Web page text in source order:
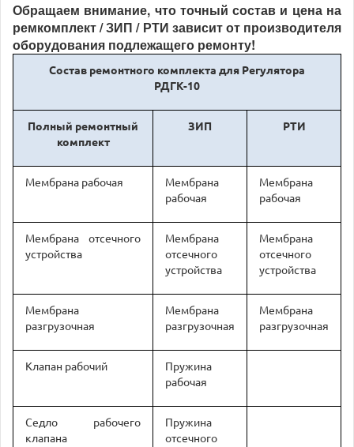
Обращаем внимание, что точный состав и цена на
ремкомплект / ЗИП / РТИ зависит от производителя
оборудования подлежащего ремонту!
Состав ремонтного комплекта для Регулятора
РДГК-10
Полный ремонтный
комплект
ЗИП РТИ
Мембрана рабочая
Мембрана
рабочая
Мембрана
рабочая
Мембрана отсечного
устройства
Мембрана
отсечного
устройства
Мембрана
отсечного
устройства
Мембрана
разгрузочная
Мембрана
разгрузочная
Мембрана
разгрузочная
Клапан рабочий
Пружина
рабочая
Седло рабочего
клапана
Пружина
отсечного